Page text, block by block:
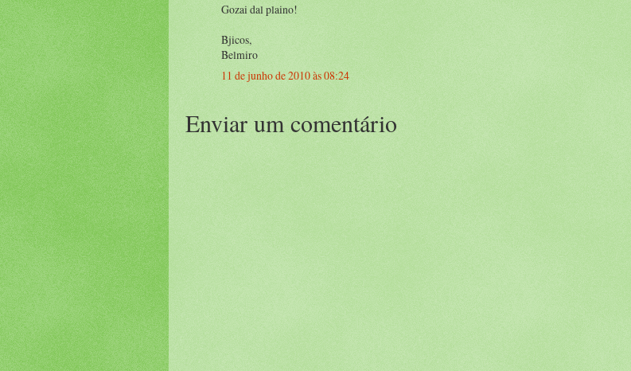
Gozai dal plaino!
Bjicos,
Belmiro
11 de junho de 2010 às 08:24
Enviar um comentário